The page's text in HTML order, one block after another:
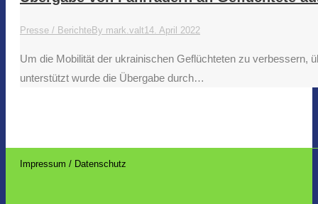
Presse / BerichteBy mark.valt14. April 2022
Um die Mobilität der ukrainischen Geflüchteten zu verbessern,
unterstützt wurde die Übergabe durch…
Impressum / Datenschutz